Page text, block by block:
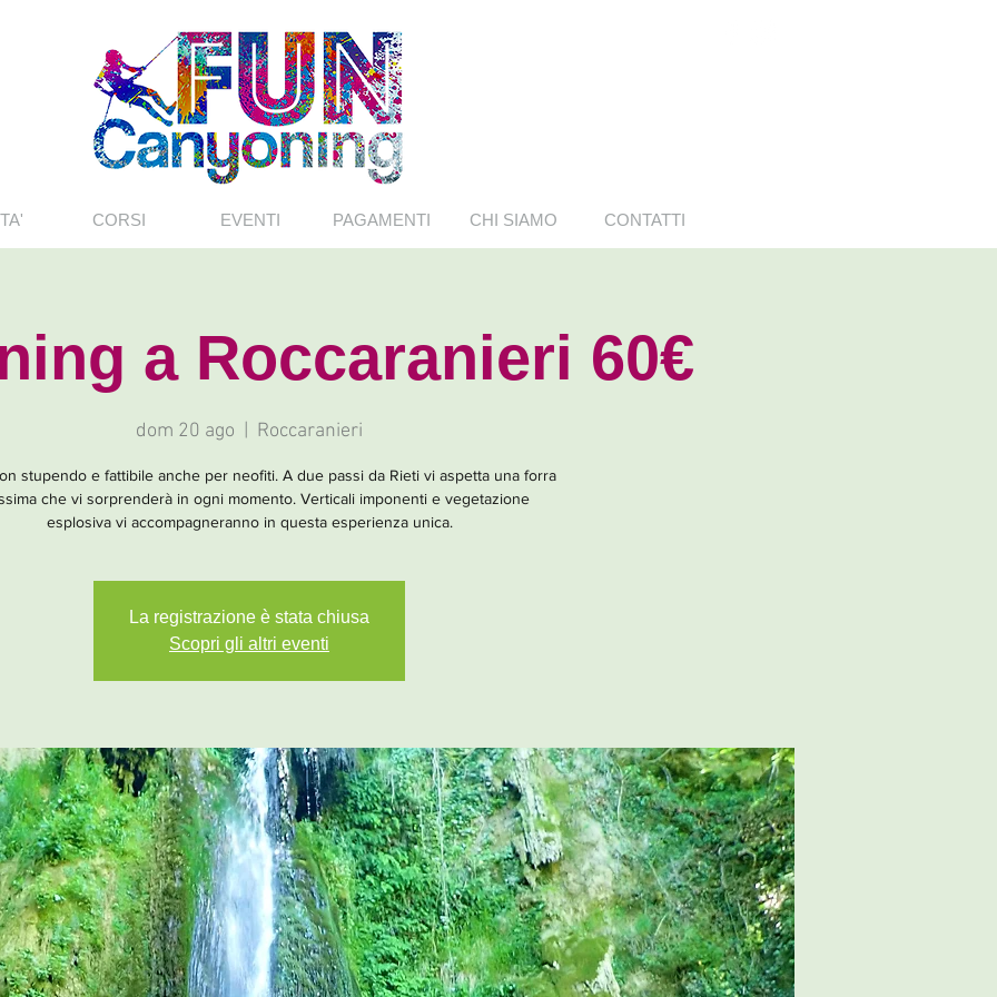
CORSI EVENTI PAGAMENTI CHI SIAMO CONTATTI
a Roccaranieri 60€
dom 20 ago
  |
Roccaranieri
stupendo e fattibile anche per neofiti. A due passi da Rieti vi aspetta una forra
che vi sorprenderà in ogni momento. Verticali imponenti e vegetazione
esplosiva vi accompagneranno in questa esperienza unica.
La registrazione è stata chiusa
Scopri gli altri eventi